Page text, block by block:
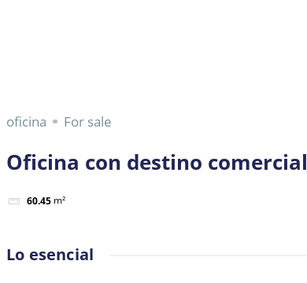
oficina For sale
Oficina con destino comercial
60.45 m²
Lo esencial